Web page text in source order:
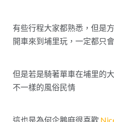
有些行程大家都熟悉，但是
開車來到埔里玩，一定都只
但是若是騎著單車在埔里的
不一樣的風俗民情
這也是為何企鵝麻很喜歡